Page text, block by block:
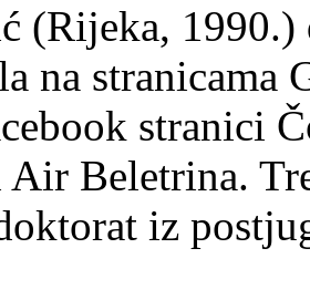
(Rijeka, 1990.)
na stranicama
stranici
Air Beletrina.
iz